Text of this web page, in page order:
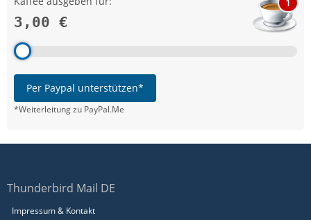
3,00 €
Per Paypal unterstützen*
*Weiterleitung zu PayPal.Me
Thunderbird Mail DE
Impressum & Kontakt